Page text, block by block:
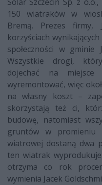
150 wiatraków w
Bremą. Prezes firmy,
korzyściach
społeczności w
Wszystkie drogi,
dojechać na miejsce
wyremontować, więc
na własny koszt –
skorzystają też ci,
budowę, natomiast
gruntów w promieniu
wiatrowej dostaną dwa
ten wiatrak
otrzyma co rok
wymienia Jacek